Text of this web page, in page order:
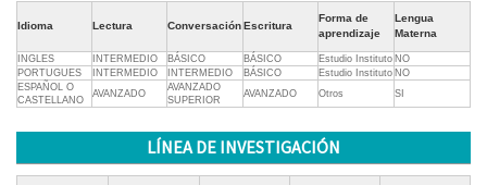
Idioma Lectura ConversaciónEscritura
Forma de
aprendizaje
Lengua
Materna
INGLES INTERMEDIO BÁSICO BÁSICO Estudio Instituto NO
PORTUGUES
INTERMEDIO INTERMEDIO BÁSICO Estudio Instituto NO
ESPAÑOL O
CASTELLANO
AVANZADO
AVANZADO
SUPERIOR
AVANZADO Otros SI
LÍNEA DE INVESTIGACIÓN